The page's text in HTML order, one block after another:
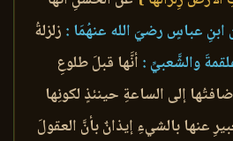
عباسٍ رضيَ الله عنهُمَا : زلزلةُ
والشَّعبيِّ : أنَّها قبلَ طلوعِ
إلى الساعةِ حينئذٍ لكونِها
عنها بالشيءِ إيذانٌ بأنَّ العقولَ